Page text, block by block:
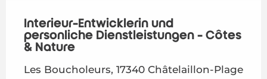
Interieur-Entwicklerin und
persönliche Dienstleistungen - Côtes
& Nature
Les Boucholeurs, 17340 Châtelaillon-Plage